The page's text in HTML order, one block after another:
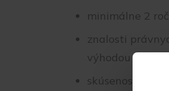
minimálne 2
znalosti
výhodou
skúsenosti na